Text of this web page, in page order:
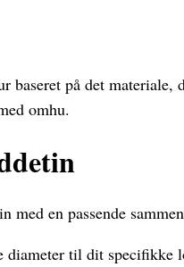
baseret på det
omhu.
med en passende
til dit specifikke